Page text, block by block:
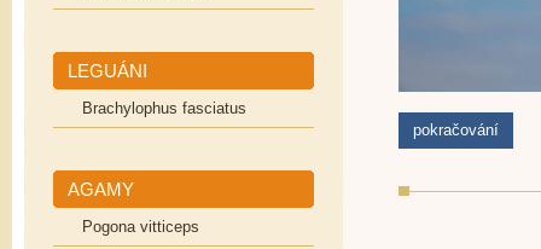
LEGUÁNI
Brachylophus fasciatus
AGAMY
Pogona vitticeps
pokračování